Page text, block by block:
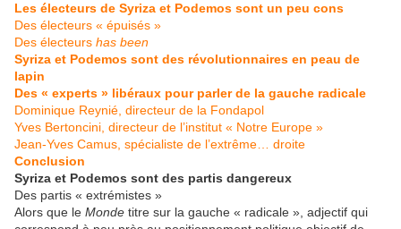
Les électeurs de Syriza et Podemos sont un peu cons
Des électeurs « épuisés »
Des électeurs has been
Syriza et Podemos sont des révolutionnaires en peau de
lapin
Des « experts » libéraux pour parler de la gauche radicale
Dominique Reynié, directeur de la Fondapol
Yves Bertoncini, directeur de l’institut « Notre Europe »
Jean-Yves Camus, spécialiste de l’extrême… droite
Conclusion
Syriza et Podemos sont des partis dangereux
Des partis « extrémistes »
Alors que le Monde titre sur la gauche « radicale », adjectif qui